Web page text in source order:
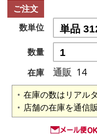
ご注文
数単位
数量
在庫
通販 14
在庫の数はリアル
店舗の在庫を通信